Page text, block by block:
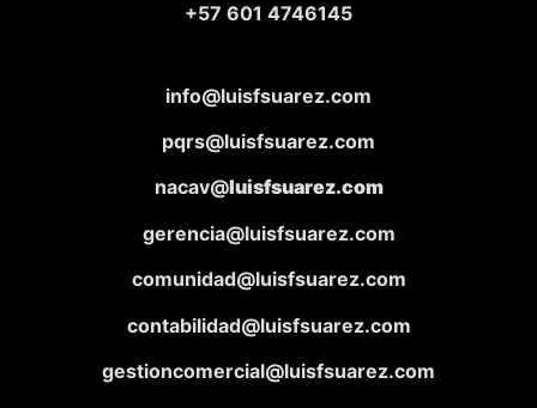
+57 601 4746145
info@luisfsuarez.com
pqrs@luisfsuarez.com
nacav@luisfsuarez.com
gerencia@luisfsuarez.com
comunidad@luisfsuarez.com
contabilidad@luisfsuarez.com
gestioncomercial@luisfsuarez.com